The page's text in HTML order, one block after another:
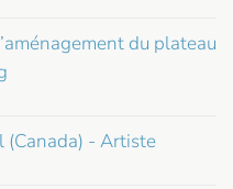
du plateau
(Canada) - Artiste